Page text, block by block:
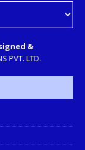
&
PVT. LTD.